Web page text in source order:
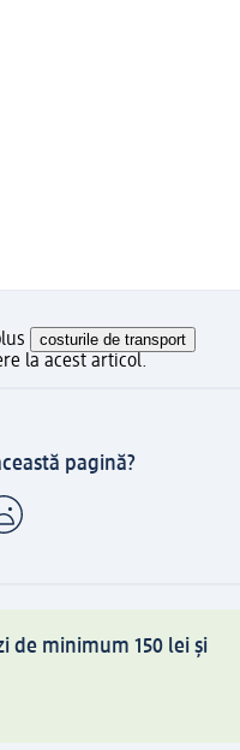
costurile de transport
la acest articol.
pagină?
de minimum 150 lei și